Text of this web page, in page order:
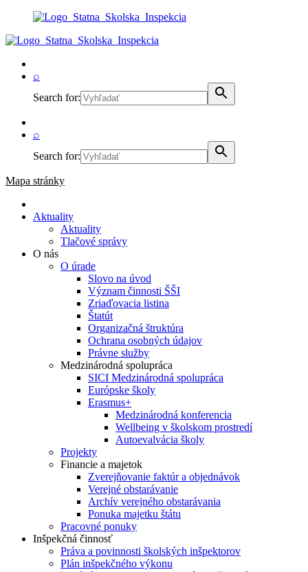
⌕
Search for:
⌕
Search for:
Mapa stránky
Aktuality
Aktuality
Tlačové správy
O nás
O úrade
Slovo na úvod
Význam činnosti ŠŠI
Zriaďovacia listina
Štatút
Organizačná štruktúra
Ochrana osobných údajov
Právne služby
Medzinárodná spolupráca
SICI Medzinárodná spolupráca
Európske školy
Erasmus+
Medzinárodná konferencia
Wellbeing v školskom prostredí
Autoevalvácia školy
Projekty
Financie a majetok
Zverejňovanie faktúr a objednávok
Verejné obstarávanie
Archív verejného obstarávania
Ponuka majetku štátu
Pracovné ponuky
Inšpekčná činnosť
Práva a povinnosti školských inšpektorov
Plán inšpekčného výkonu